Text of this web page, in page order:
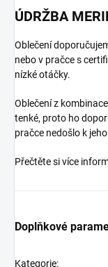
ÚDRŽBA
Oblečení
nebo v pračce s
nízké otáčky.
Oblečení z
tenké, proto ho
pračce nedošlo k
Přečtěte si více
Doplňkové
Kategorie: